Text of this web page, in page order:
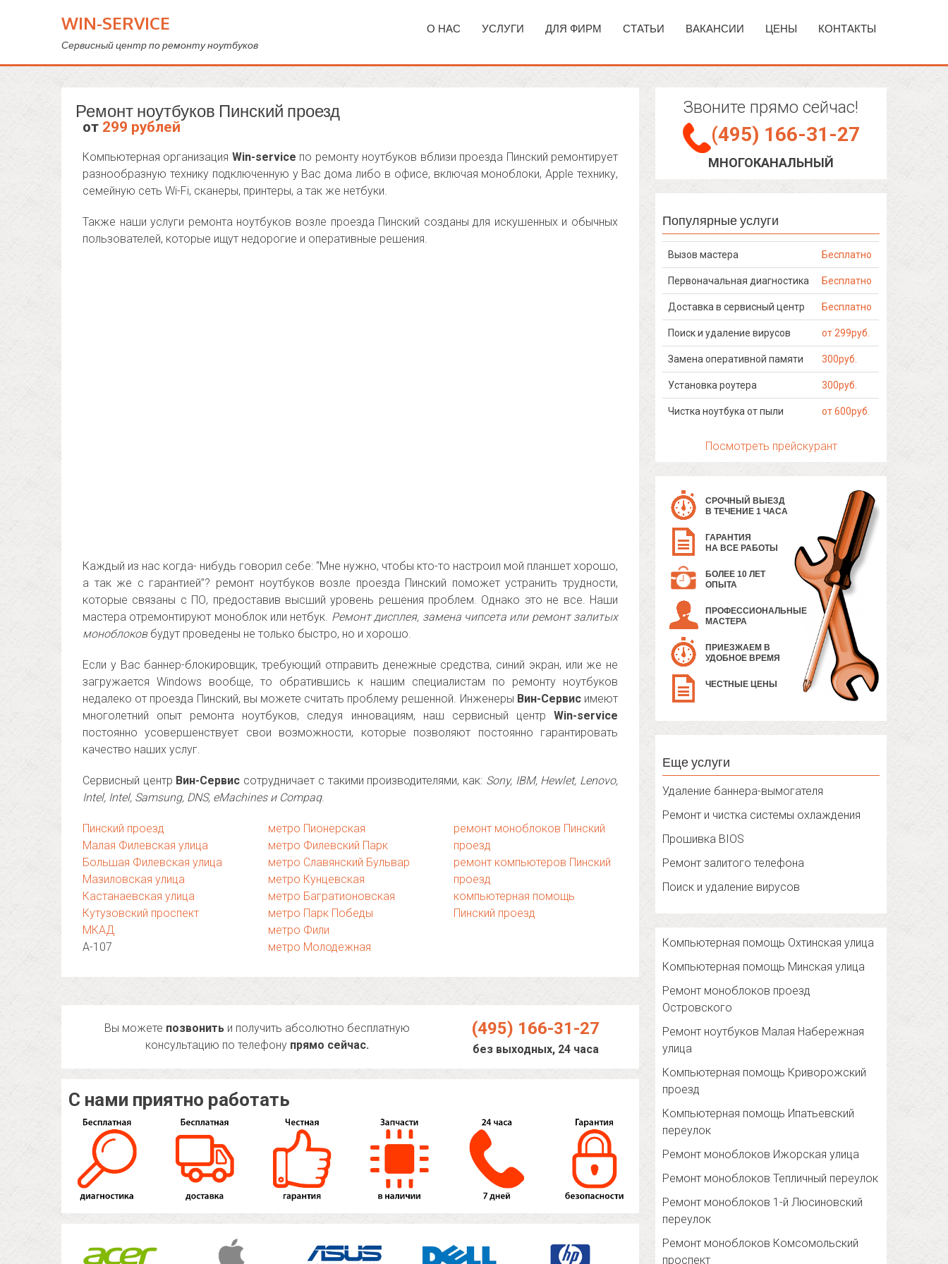
WIN-SERVICE
Сервисный центр по ремонту ноутбуков
О НАС УСЛУГИ ДЛЯ ФИРМ СТАТЬИ ВАКАНСИИ ЦЕНЫ КОНТАКТЫ
Ремонт ноутбуков Пинский проезд
от 299 рублей
Компьютерная организация Win-service по ремонту ноутбуков вблизи проезда Пинский ремонтирует
разнообразную технику подключенную у Вас дома либо в офисе, включая моноблоки, Apple технику,
семейную сеть Wi-Fi, сканеры, принтеры, а так же нетбуки.
Также наши услуги ремонта ноутбуков возле проезда Пинский созданы для искушенных и обычных
пользователей, которые ищут недорогие и оперативные решения.
Каждый из нас когда- нибудь говорил себе: “Мне нужно, чтобы кто-то настроил мой планшет хорошо,
а так же с гарантией”? ремонт ноутбуков возле проезда Пинский поможет устранить трудности,
которые связаны с ПО, предоставив высший уровень решения проблем. Однако это не все. Наши
мастера отремонтируют моноблок или нетбук. Ремонт дисплея, замена чипсета или ремонт залитых
моноблоковбудут проведены не только быстро, но и хорошо.
Если у Вас баннер-блокировщик, требующий отправить денежные средства, синий экран, или же не
загружается Windows вообще, то обратившись к нашим специалистам по ремонту ноутбуков
недалеко от проезда Пинский, вы можете считать проблему решенной. Инженеры Вин-Сервисимеют
многолетний опыт ремонта ноутбуков, следуя инновациям, наш сервисный центр Win-service
постоянно усовершенствует свои возможности, которые позволяют постоянно гарантировать
качество наших услуг.
Сервисный центр Вин-Сервис сотрудничает с такими производителями, как: Sony, IBM, Hewlet, Lenovo,
Intel, Intel, Samsung, DNS, eMachines и Compaq.
Пинский проезд
Малая Филевская улица
Большая Филевская улица
Мазиловская улица
Кастанаевская улица
Кутузовский проспект
МКАД
А-107
метро Пионерская
метро Филевский Парк
метро Славянский Бульвар
метро Кунцевская
метро Багратионовская
метро Парк Победы
метро Фили
метро Молодежная
ремонт моноблоков Пинский
проезд
ремонт компьютеров Пинский
проезд
компьютерная помощь
Пинский проезд
Вы можете позвонить и получить абсолютно бесплатную
консультацию по телефону прямо сейчас.
(495) 166-31-27
без выходных, 24 часа
С нами приятно работать
Звоните прямо сейчас!
(495) 166-31-27
МНОГОКАНАЛЬНЫЙ
Популярные услуги
Вызов мастера Бесплатно
Первоначальная диагностика Бесплатно
Доставка в сервисный центр Бесплатно
Поиск и удаление вирусов от 299руб.
Замена оперативной памяти 300руб.
Установка роутера 300руб.
Чистка ноутбука от пыли от 600руб.
Посмотреть прейскурант
СРОЧНЫЙ ВЫЕЗД
В ТЕЧЕНИЕ 1 ЧАСА
ГАРАНТИЯ
НА ВСЕ РАБОТЫ
БОЛЕЕ 10 ЛЕТ
ОПЫТА
ПРОФЕССИОНАЛЬНЫЕ
МАСТЕРА
ПРИЕЗЖАЕМ В
УДОБНОЕ ВРЕМЯ
ЧЕСТНЫЕ ЦЕНЫ
Еще услуги
Удаление баннера-вымогателя
Ремонт и чистка системы охлаждения
Прошивка BIOS
Ремонт залитого телефона
Поиск и удаление вирусов
Компьютерная помощь Охтинская улица
Компьютерная помощь Минская улица
Ремонт моноблоков проезд
Островского
Ремонт ноутбуков Малая Набережная
улица
Компьютерная помощь Криворожский
проезд
Компьютерная помощь Ипатьевский
переулок
Ремонт моноблоков Ижорская улица
Ремонт моноблоков Тепличный переулок
Ремонт моноблоков 1-й Люсиновский
переулок
Ремонт моноблоков Комсомольский
проспект